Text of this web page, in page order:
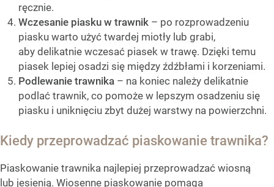
ręcznie.
Wczesanie piasku w trawnik – po rozprowadzeniu
piasku warto użyć twardej miotły lub grabi,
aby delikatnie wczesać piasek w trawę. Dzięki temu
piasek lepiej osadzi się między źdźbłami i korzeniami.
Podlewanie trawnika – na koniec należy delikatnie
podlać trawnik, co pomoże w lepszym osadzeniu się
piasku i uniknięciu zbyt dużej warstwy na powierzchni.
Kiedy przeprowadzać piaskowanie trawnika?
Piaskowanie trawnika najlepiej przeprowadzać wiosną
lub jesienią. Wiosenne piaskowanie pomaga